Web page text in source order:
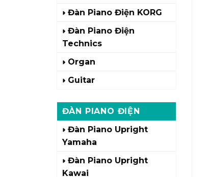
Đàn Piano Điện KORG
Đàn Piano Điện
Technics
Organ
Guitar
ĐÀN PIANO ĐIỆN
Đàn Piano Upright
Yamaha
Đàn Piano Upright
Kawai